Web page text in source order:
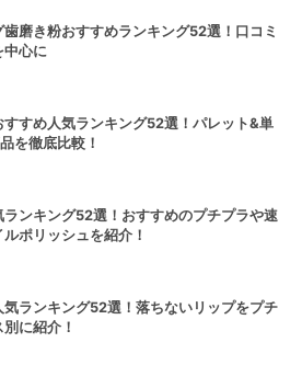
磨き粉おすすめランキング52選！口コミ
中心に
すすめ人気ランキング52選！パレット&単
を徹底比較！
ランキング52選！おすすめのプチプラや速
ポリッシュを紹介！
気ランキング52選！落ちないリップをプチ
に紹介！